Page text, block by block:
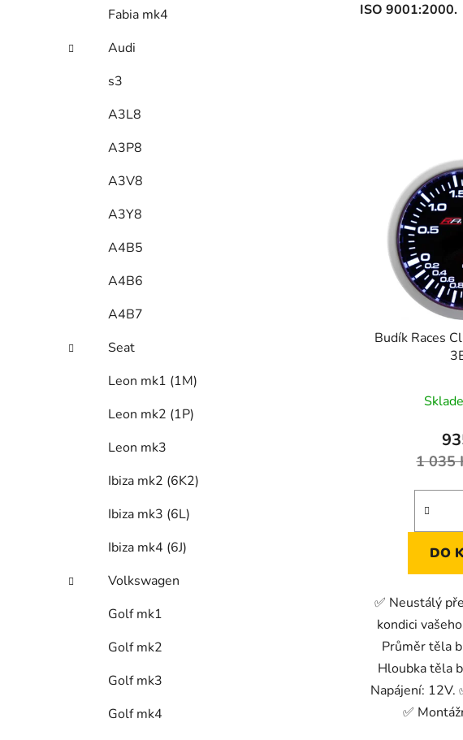
Fabia mk4
Audi
s3
A3L8
A3P8
A3V8
A3Y8
A4B5
A4B6
A4B7
Seat
Leon mk1 (1M)
Leon mk2 (1P)
Leon mk3
Ibiza mk2 (6K2)
Ibiza mk3 (6L)
Ibiza mk4 (6J)
Volkswagen
Golf mk1
Golf mk2
Golf mk3
Golf mk4
ISO 9001:2000.
Budík Races
1 035
DO
✅ Neustálý
kondici
Průměr těla
Hloubka těla
Napájení: 12V.
✅